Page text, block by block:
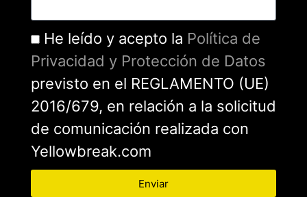
He leído y acepto la Política de
Privacidad y Protección de Datos
previsto en el REGLAMENTO (UE)
2016/679, en relación a la solicitud
de comunicación realizada con
Yellowbreak.com
Enviar